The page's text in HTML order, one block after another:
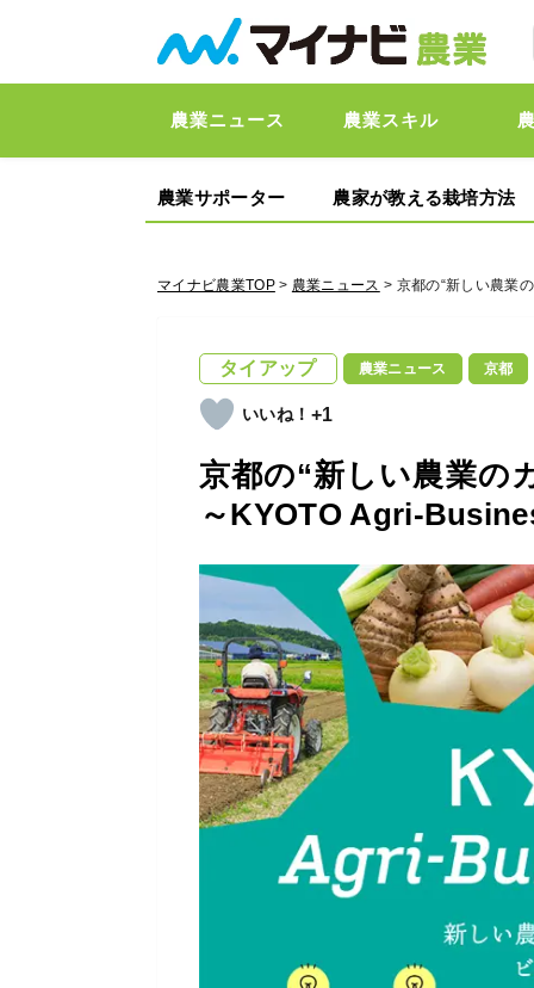
農業ニュース 農業スキル
農業サポーター 農家が教える栽培方法
マイナビ農業TOP> 農業ニュース > 京都の“新しい農業
タイアップ 農業ニュース 京都
+1
京都の“新しい農業の
～KYOTO Agri-